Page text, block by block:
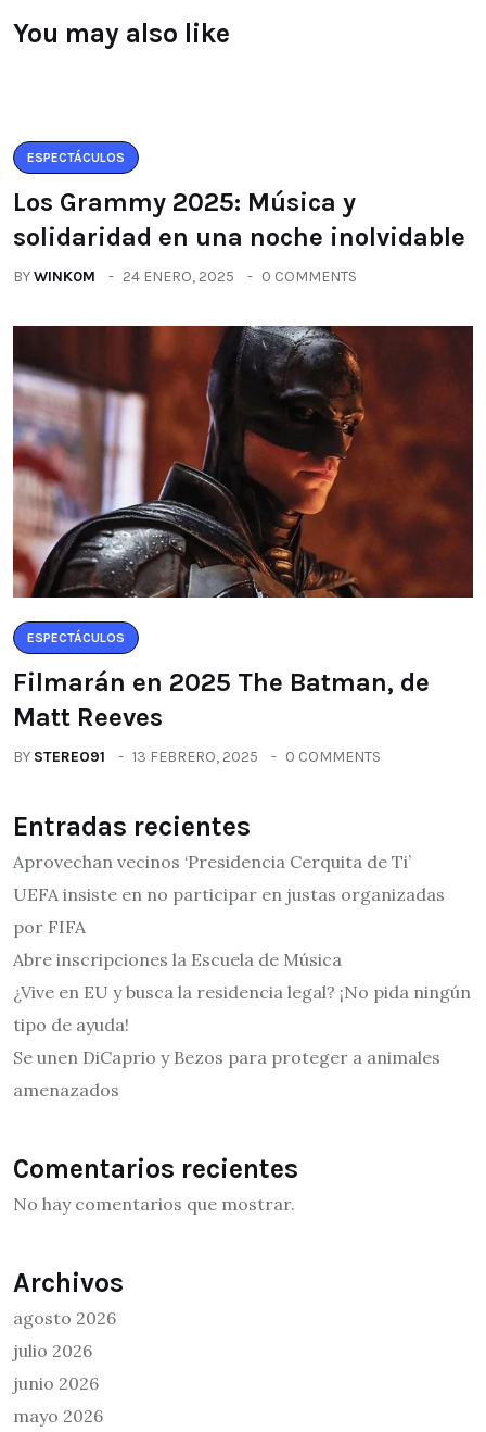
You may also like
ESPECTÁCULOS
Los Grammy 2025: Música y
solidaridad en una noche inolvidable
BYWINK0M 24 ENERO, 2025 0 COMMENTS
ESPECTÁCULOS
Filmarán en 2025 The Batman, de
Matt Reeves
BY STEREO91 13 FEBRERO, 2025 0 COMMENTS
Entradas recientes
Aprovechan vecinos ‘Presidencia Cerquita de Ti’
UEFA insiste en no participar en justas organizadas
por FIFA
Abre inscripciones la Escuela de Música
¿Vive en EU y busca la residencia legal? ¡No pida ningún
tipo de ayuda!
Se unen DiCaprio y Bezos para proteger a animales
amenazados
Comentarios recientes
No hay comentarios que mostrar.
Archivos
agosto 2026
julio 2026
junio 2026
mayo 2026